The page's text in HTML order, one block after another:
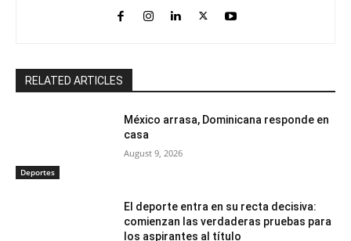
RELATED ARTICLES
Deportes
México arrasa, Dominicana responde en
casa
August 9, 2026
El deporte entra en su recta decisiva:
comienzan las verdaderas pruebas para
los aspirantes al título